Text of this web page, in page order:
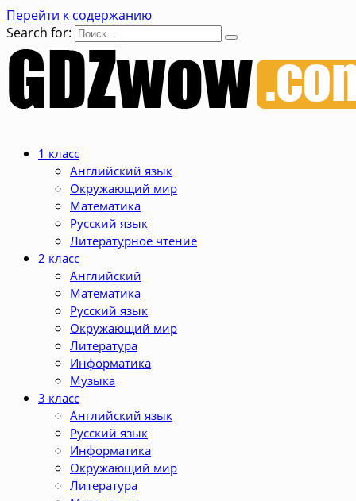
Перейти к содержанию
Search for:
1 класс
Английский язык
Окружающий мир
Математика
Русский язык
Литературное чтение
2 класс
Английский
Математика
Русский язык
Окружающий мир
Литература
Информатика
Музыка
3 класс
Английский язык
Русский язык
Информатика
Окружающий мир
Литература